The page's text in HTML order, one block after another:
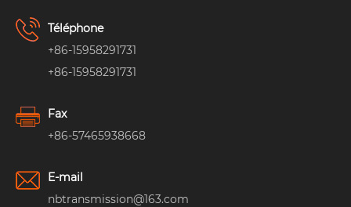
Téléphone
+86-15958291731
+86-15958291731
Fax
+86-57465938668
E-mail
nbtransmission@163.com